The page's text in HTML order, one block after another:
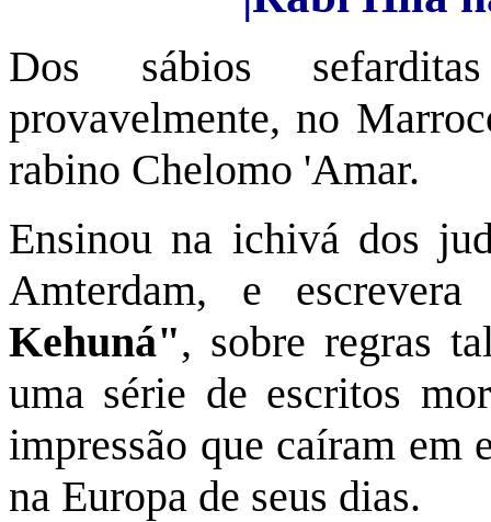
Dos sábios
provavelmente, no
rabino Chelomo 'Amar.
Ensinou na ichivá dos
Amterdam, e
Kehuná", sobre regras
uma série de escritos
impressão que caíram em
na Europa de seus dias.